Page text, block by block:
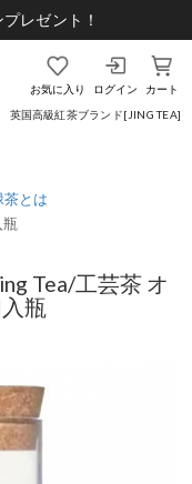
レゼント！
英国高級紅茶ブランド[JING TEA]
お気に入り ログイン カート
茶とは
瓶
Tea/工芸茶 オ
瓶